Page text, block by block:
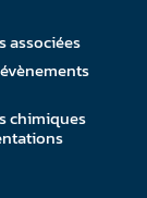
associées
chimiques